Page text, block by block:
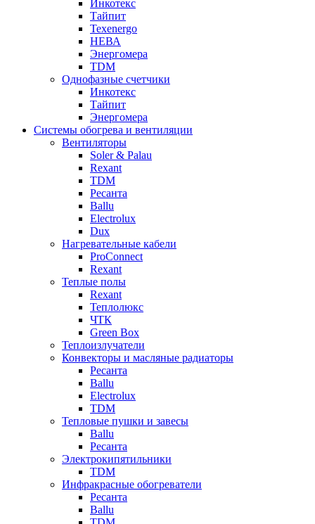
Инкотекс
Тайпит
Texenergo
НЕВА
Энергомера
TDM
Однофазные счетчики
Инкотекс
Тайпит
Энергомера
Системы обогрева и вентиляции
Вентиляторы
Soler & Palau
Rexant
TDM
Ресанта
Ballu
Electrolux
Dux
Нагревательные кабели
ProConnect
Rexant
Теплые полы
Rexant
Теплолюкс
ЧТК
Green Box
Теплоизлучатели
Конвекторы и масляные радиаторы
Ресанта
Ballu
Electrolux
TDM
Тепловые пушки и завесы
Ballu
Ресанта
Электрокипятильники
TDM
Инфракрасные обогреватели
Ресанта
Ballu